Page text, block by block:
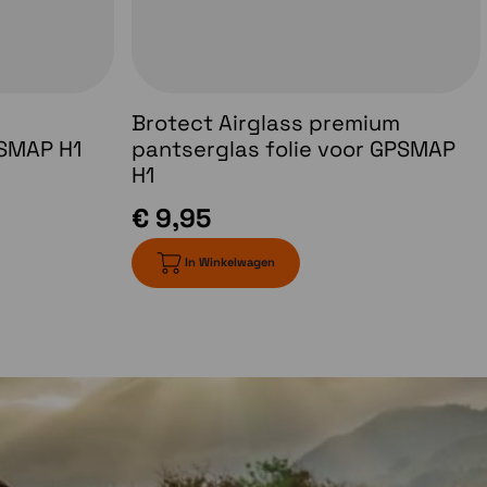
H1
Brotect Airglass premium
pantserglas folie voor GPSMAP
H1
€ 9,95
In Winkelwagen